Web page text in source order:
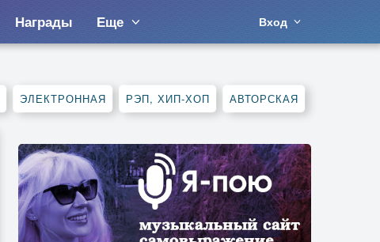
Награды Еще Вход
ЭЛЕКТРОННАЯ РЭП, ХИП-ХОП АВТОРСКАЯ